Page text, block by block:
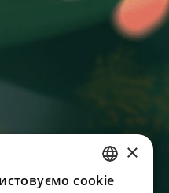
RUSSIAN
×
cookie